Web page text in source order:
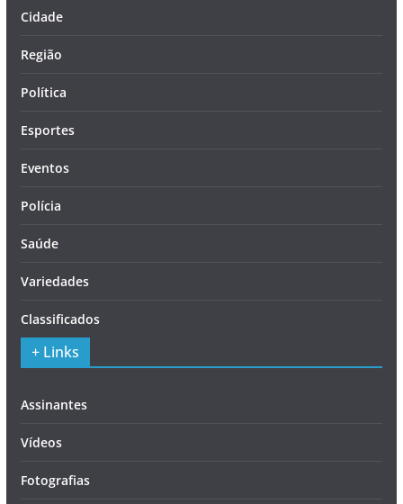
Cidade
Região
Política
Esportes
Eventos
Polícia
Saúde
Variedades
Classificados
+ Links
Assinantes
Vídeos
Fotografias